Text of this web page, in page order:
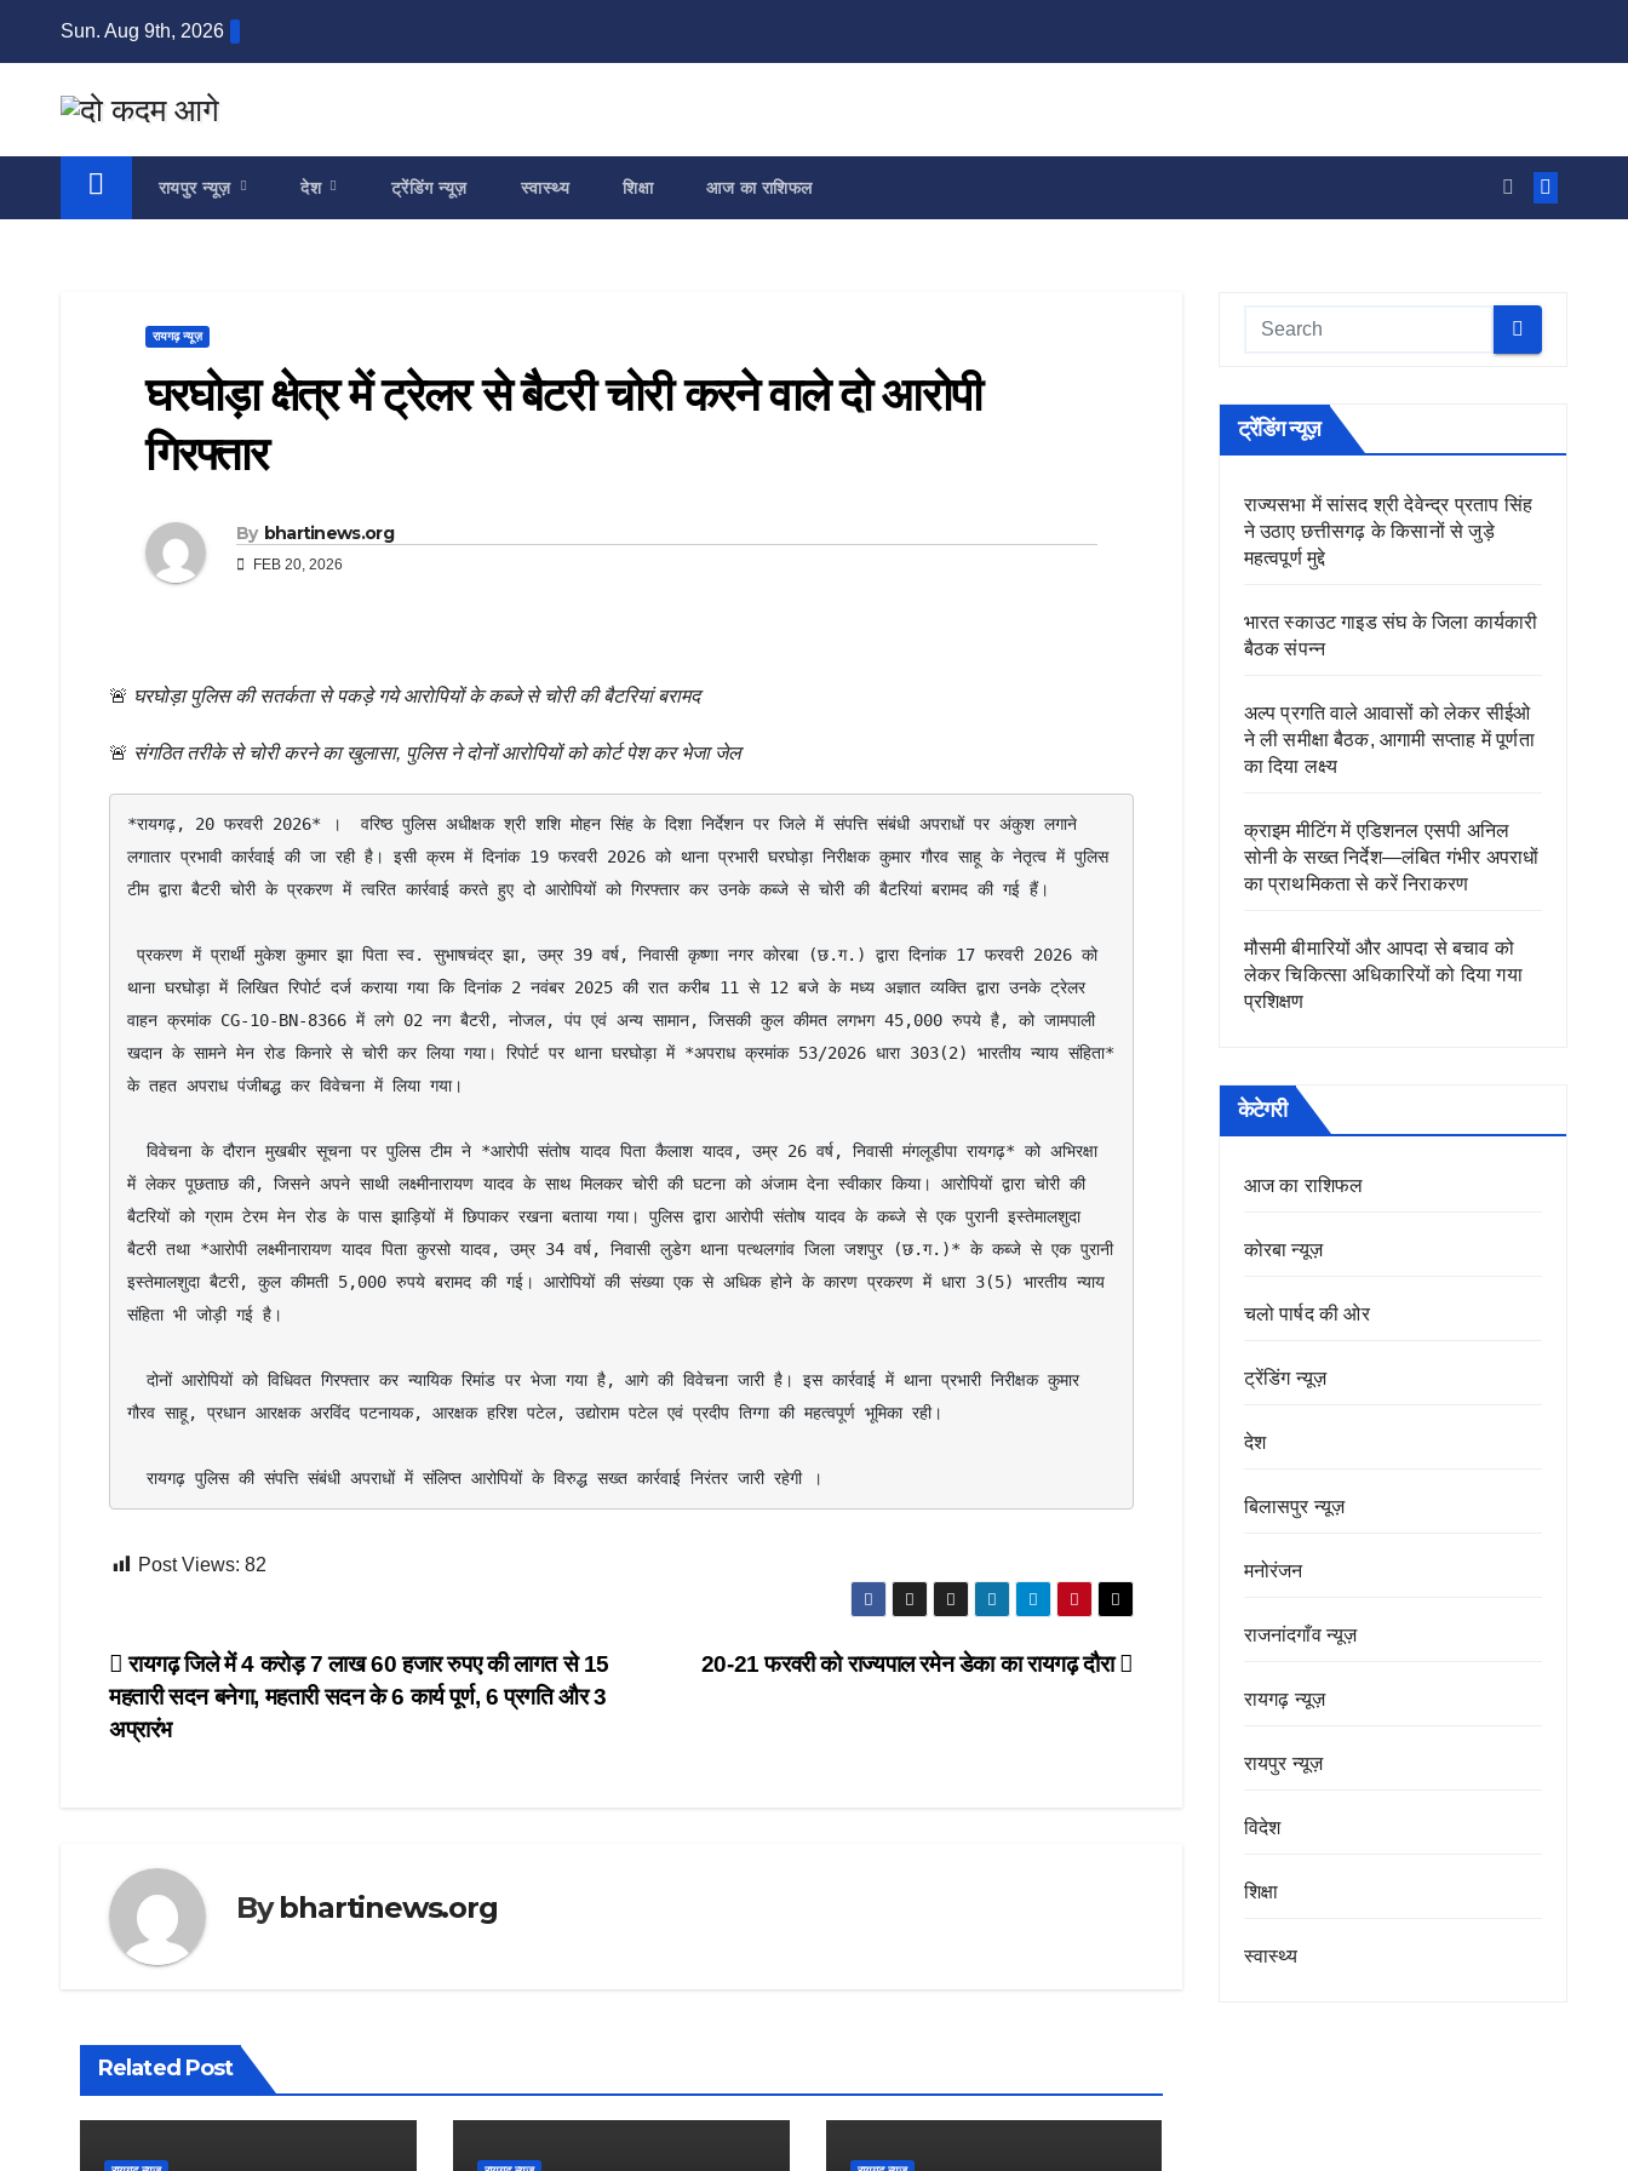
Sun. Aug 9th, 2026
रायपुर न्यूज़ देश ट्रेंडिंग न्यूज़ स्वास्थ्य शिक्षा आज का राशिफल
रायगढ़ न्यूज़
घरघोड़ा क्षेत्र में ट्रेलर से बैटरी चोरी करने वाले दो आरोपी
गिरफ्तार
By bhartinews.org
FEB 20, 2026
🚨 घरघोड़ा पुलिस की सतर्कता से पकड़े गये आरोपियों के कब्जे से चोरी की बैटरियां बरामद
🚨 संगठित तरीके से चोरी करने का खुलासा, पुलिस ने दोनों आरोपियों को कोर्ट पेश कर भेजा जेल
*रायगढ़, 20 फरवरी 2026* ।  वरिष्ठ पुलिस अधीक्षक श्री शशि मोहन सिंह के दिशा निर्देशन पर जिले में संपत्ति संबंधी अपराधों पर अंकुश लगाने
लगातार प्रभावी कार्रवाई की जा रही है। इसी क्रम में दिनांक 19 फरवरी 2026 को थाना प्रभारी घरघोड़ा निरीक्षक कुमार गौरव साहू के नेतृत्व में पुलिस
टीम द्वारा बैटरी चोरी के प्रकरण में त्वरित कार्रवाई करते हुए दो आरोपियों को गिरफ्तार कर उनके कब्जे से चोरी की बैटरियां बरामद की गई हैं।
थाना घरघोड़ा में लिखित रिपोर्ट दर्ज कराया गया कि दिनांक 2 नवंबर 2025 की रात करीब 11 से 12 बजे के मध्य अज्ञात व्यक्ति द्वारा उनके ट्रेलर
वाहन क्रमांक CG-10-BN-8366 में लगे 02 नग बैटरी, नोजल, पंप एवं अन्य सामान, जिसकी कुल कीमत लगभग 45,000 रुपये है, को जामपाली
खदान के सामने मेन रोड किनारे से चोरी कर लिया गया। रिपोर्ट पर थाना घरघोड़ा में *अपराध क्रमांक 53/2026 धारा 303(2) भारतीय न्याय संहिता*
के तहत अपराध पंजीबद्ध कर विवेचना में लिया गया।
में लेकर पूछताछ की, जिसने अपने साथी लक्ष्मीनारायण यादव के साथ मिलकर चोरी की घटना को अंजाम देना स्वीकार किया। आरोपियों द्वारा चोरी की
बैटरियों को ग्राम टेरम मेन रोड के पास झाड़ियों में छिपाकर रखना बताया गया। पुलिस द्वारा आरोपी संतोष यादव के कब्जे से एक पुरानी इस्तेमालशुदा
बैटरी तथा *आरोपी लक्ष्मीनारायण यादव पिता कुरसो यादव, उम्र 34 वर्ष, निवासी लुडेग थाना पत्थलगांव जिला जशपुर (छ.ग.)* के कब्जे से एक पुरानी
इस्तेमालशुदा बैटरी, कुल कीमती 5,000 रुपये बरामद की गई। आरोपियों की संख्या एक से अधिक होने के कारण प्रकरण में धारा 3(5) भारतीय न्याय
संहिता भी जोड़ी गई है।
गौरव साहू, प्रधान आरक्षक अरविंद पटनायक, आरक्षक हरिश पटेल, उद्योराम पटेल एवं प्रदीप तिग्गा की महत्वपूर्ण भूमिका रही।
  रायगढ़ पुलिस की संपत्ति संबंधी अपराधों में संलिप्त आरोपियों के विरुद्ध सख्त कार्रवाई निरंतर जारी रहेगी ।
Post Views: 82
Post
navigation
20-21 फरवरी को राज्यपाल रमेन डेका का रायगढ़ दौरा
रायगढ़ जिले में 4 करोड़ 7 लाख 60 हजार रुपए की लागत से 15
महतारी सदन बनेगा, महतारी सदन के 6 कार्य पूर्ण, 6 प्रगति और 3
अप्रारंभ
Bybhartinews.org
Related Post
ट्रेंडिंग न्यूज़
राज्यसभा में सांसद श्री देवेन्द्र प्रताप सिंह
ने उठाए छत्तीसगढ़ के किसानों से जुड़े
महत्वपूर्ण मुद्दे
भारत स्काउट गाइड संघ के जिला कार्यकारी
बैठक संपन्न
अल्प प्रगति वाले आवासों को लेकर सीईओ
ने ली समीक्षा बैठक, आगामी सप्ताह में पूर्णता
का दिया लक्ष्य
क्राइम मीटिंग में एडिशनल एसपी अनिल
सोनी के सख्त निर्देश—लंबित गंभीर अपराधों
का प्राथमिकता से करें निराकरण
मौसमी बीमारियों और आपदा से बचाव को
लेकर चिकित्सा अधिकारियों को दिया गया
प्रशिक्षण
केटेगरी
आज का राशिफल
कोरबा न्यूज़
चलो पार्षद की ओर
ट्रेंडिंग न्यूज़
देश
बिलासपुर न्यूज़
मनोरंजन
राजनांदगाँव न्यूज़
रायगढ़ न्यूज़
रायपुर न्यूज़
विदेश
शिक्षा
स्वास्थ्य